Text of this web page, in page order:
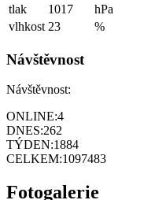
tlak
1017
hPa
vlhkost 23 %
Návštěvnost
Návštěvnost:
ONLINE:4
DNES:262
TÝDEN:1884
CELKEM:1097483
Fotogalerie